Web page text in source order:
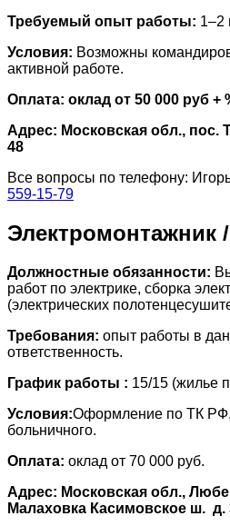
Требуемый опыт работы: 1–2
Условия: Возможны
активной работе.
Оплата: оклад от 50 000 руб +
Адрес: Московская обл., пос.
48
Все вопросы по телефону:
559-15-79
Электромонтажник
Должностные обязанности:
работ по электрике, сборка
(электрических
Требования: опыт работы в
ответственность.
График работы : 15/15 (жилье
Условия:Оформление по ТК РФ,
больничного.
Оплата: оклад от 70 000 руб.
Адрес: Московская обл.,
Малаховка Касимовское ш. д.